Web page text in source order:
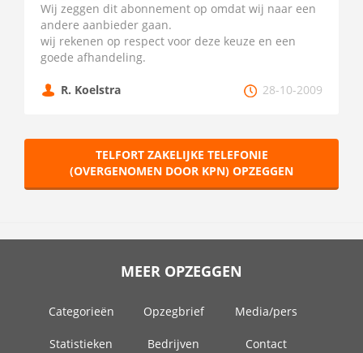
Wij zeggen dit abonnement op omdat wij naar een
andere aanbieder gaan.
wij rekenen op respect voor deze keuze en een
goede afhandeling.
R. Koelstra 28-10-2009
TELFORT ZAKELIJKE TELEFONIE
(OVERGENOMEN DOOR KPN) OPZEGGEN
MEER OPZEGGEN
Categorieën Opzegbrief Media/pers
Statistieken Bedrijven Contact